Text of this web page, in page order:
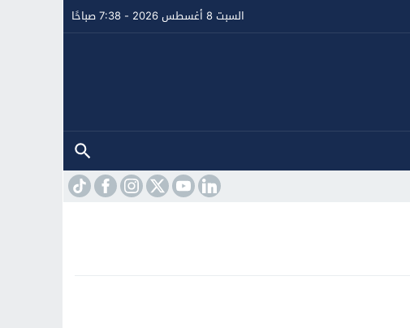
السبت 8 أغسطس 2026 - 7:38 صباحًا